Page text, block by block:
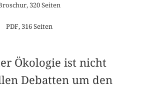
320 Seiten
PDF, 316 Seiten
Ökologie ist nicht
Debatten um den